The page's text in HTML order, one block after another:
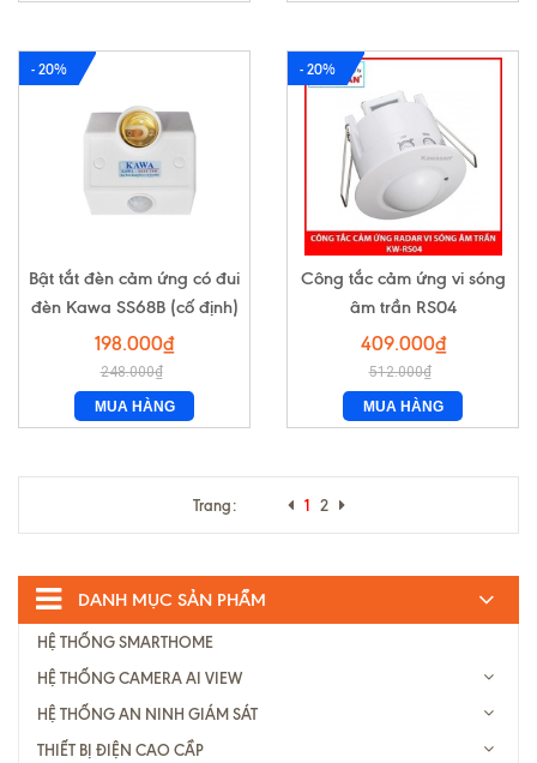
- 20%
Bật tắt đèn cảm ứng có đui
đèn Kawa SS68B (cố định)
198.000₫
248.000₫
MUA HÀNG
- 20%
Công tắc cảm ứng vi sóng
âm trần RS04
409.000₫
512.000₫
MUA HÀNG
Trang: 1 2
DANH MỤC SẢN PHẨM
HỆ THỐNG SMARTHOME
HỆ THỐNG CAMERA AI VIEW
HỆ THỐNG AN NINH GIÁM SÁT
THIẾT BỊ ĐIỆN CAO CẦP